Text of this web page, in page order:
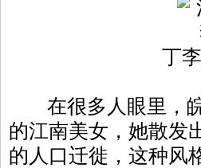
丁
在很多人眼里，皖
的江南美女，她散发
的人口迁徙，这种风